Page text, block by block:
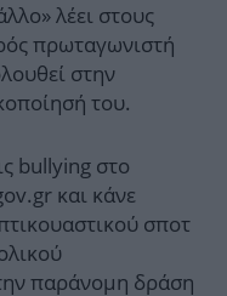
λέει στους
πρωταγωνιστή
στην
του.
bullying στο
και κάνε
σποτ
παράνομη δράση